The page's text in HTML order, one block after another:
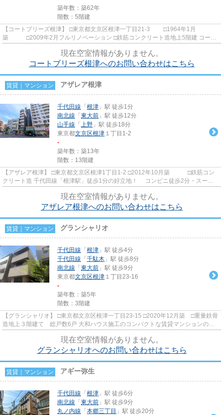
築年数：築62年
階数：5階建
【コートブリーズ根津】 □東京都文京区根津一丁目21-3 □1964年1月
築 □2009年2月フルリノベーション □鉄筋コンクリート造地上5階建 コート
現在空室情報がありません。
コートブリーズ根津へのお問い合わせはこちら
賃貸｜マンション アザレア根津
千代田線 「 根津 」駅 徒歩1分
南北線 「 東大前 」駅 徒歩12分
山手線 「 上野 」駅 徒歩18分
東京都文京区根津 １丁目1-2
-
築年数：築13年
階数：13階建
【アザレア根津】 □東京都文京区根津1丁目1-2 □2012年10月築 □鉄筋コン
クリート造 千代田線「根津駅」徒歩1分の好立地！ コンビニ徒歩2分・スーパ
現在空室情報がありません。
アザレア根津へのお問い合わせはこちら
賃貸｜マンション グランシャリオ
千代田線 「 根津 」駅 徒歩4分
千代田線 「 千駄木 」駅 徒歩8分
南北線 「 東大前 」駅 徒歩9分
東京都文京区根津 １丁目23-16
-
築年数：築5年
階数：3階建
【グランシャリオ】 □東京都文京区根津一丁目23-15 □2020年12月築 □重量鉄骨
造地上３階建て 総戸数6戸 大和ハウス施工のコンパクトな賃貸マンションのご
現在空室情報がありません。
グランシャリオへのお問い合わせはこちら
賃貸｜マンション アギー弥生
千代田線 「 根津 」駅 徒歩6分
南北線 「 東大前 」駅 徒歩9分
丸ノ内線 「 本郷三丁目 」駅 徒歩20分